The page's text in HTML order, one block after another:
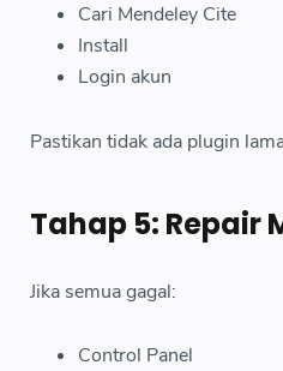
Cari Mendeley Cite
Install
Login akun
Pastikan tidak ada plugin
Tahap 5: Repair
Jika semua gagal:
Control Panel